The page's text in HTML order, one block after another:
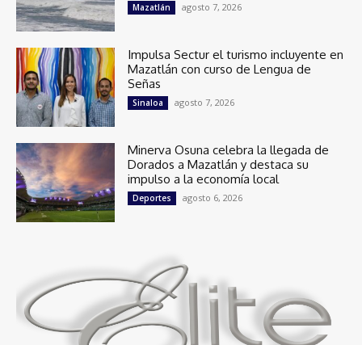
Mazatlán agosto 7, 2026
Impulsa Sectur el turismo incluyente en
Mazatlán con curso de Lengua de
Señas
Sinaloa agosto 7, 2026
Minerva Osuna celebra la llegada de
Dorados a Mazatlán y destaca su
impulso a la economía local
Deportes agosto 6, 2026